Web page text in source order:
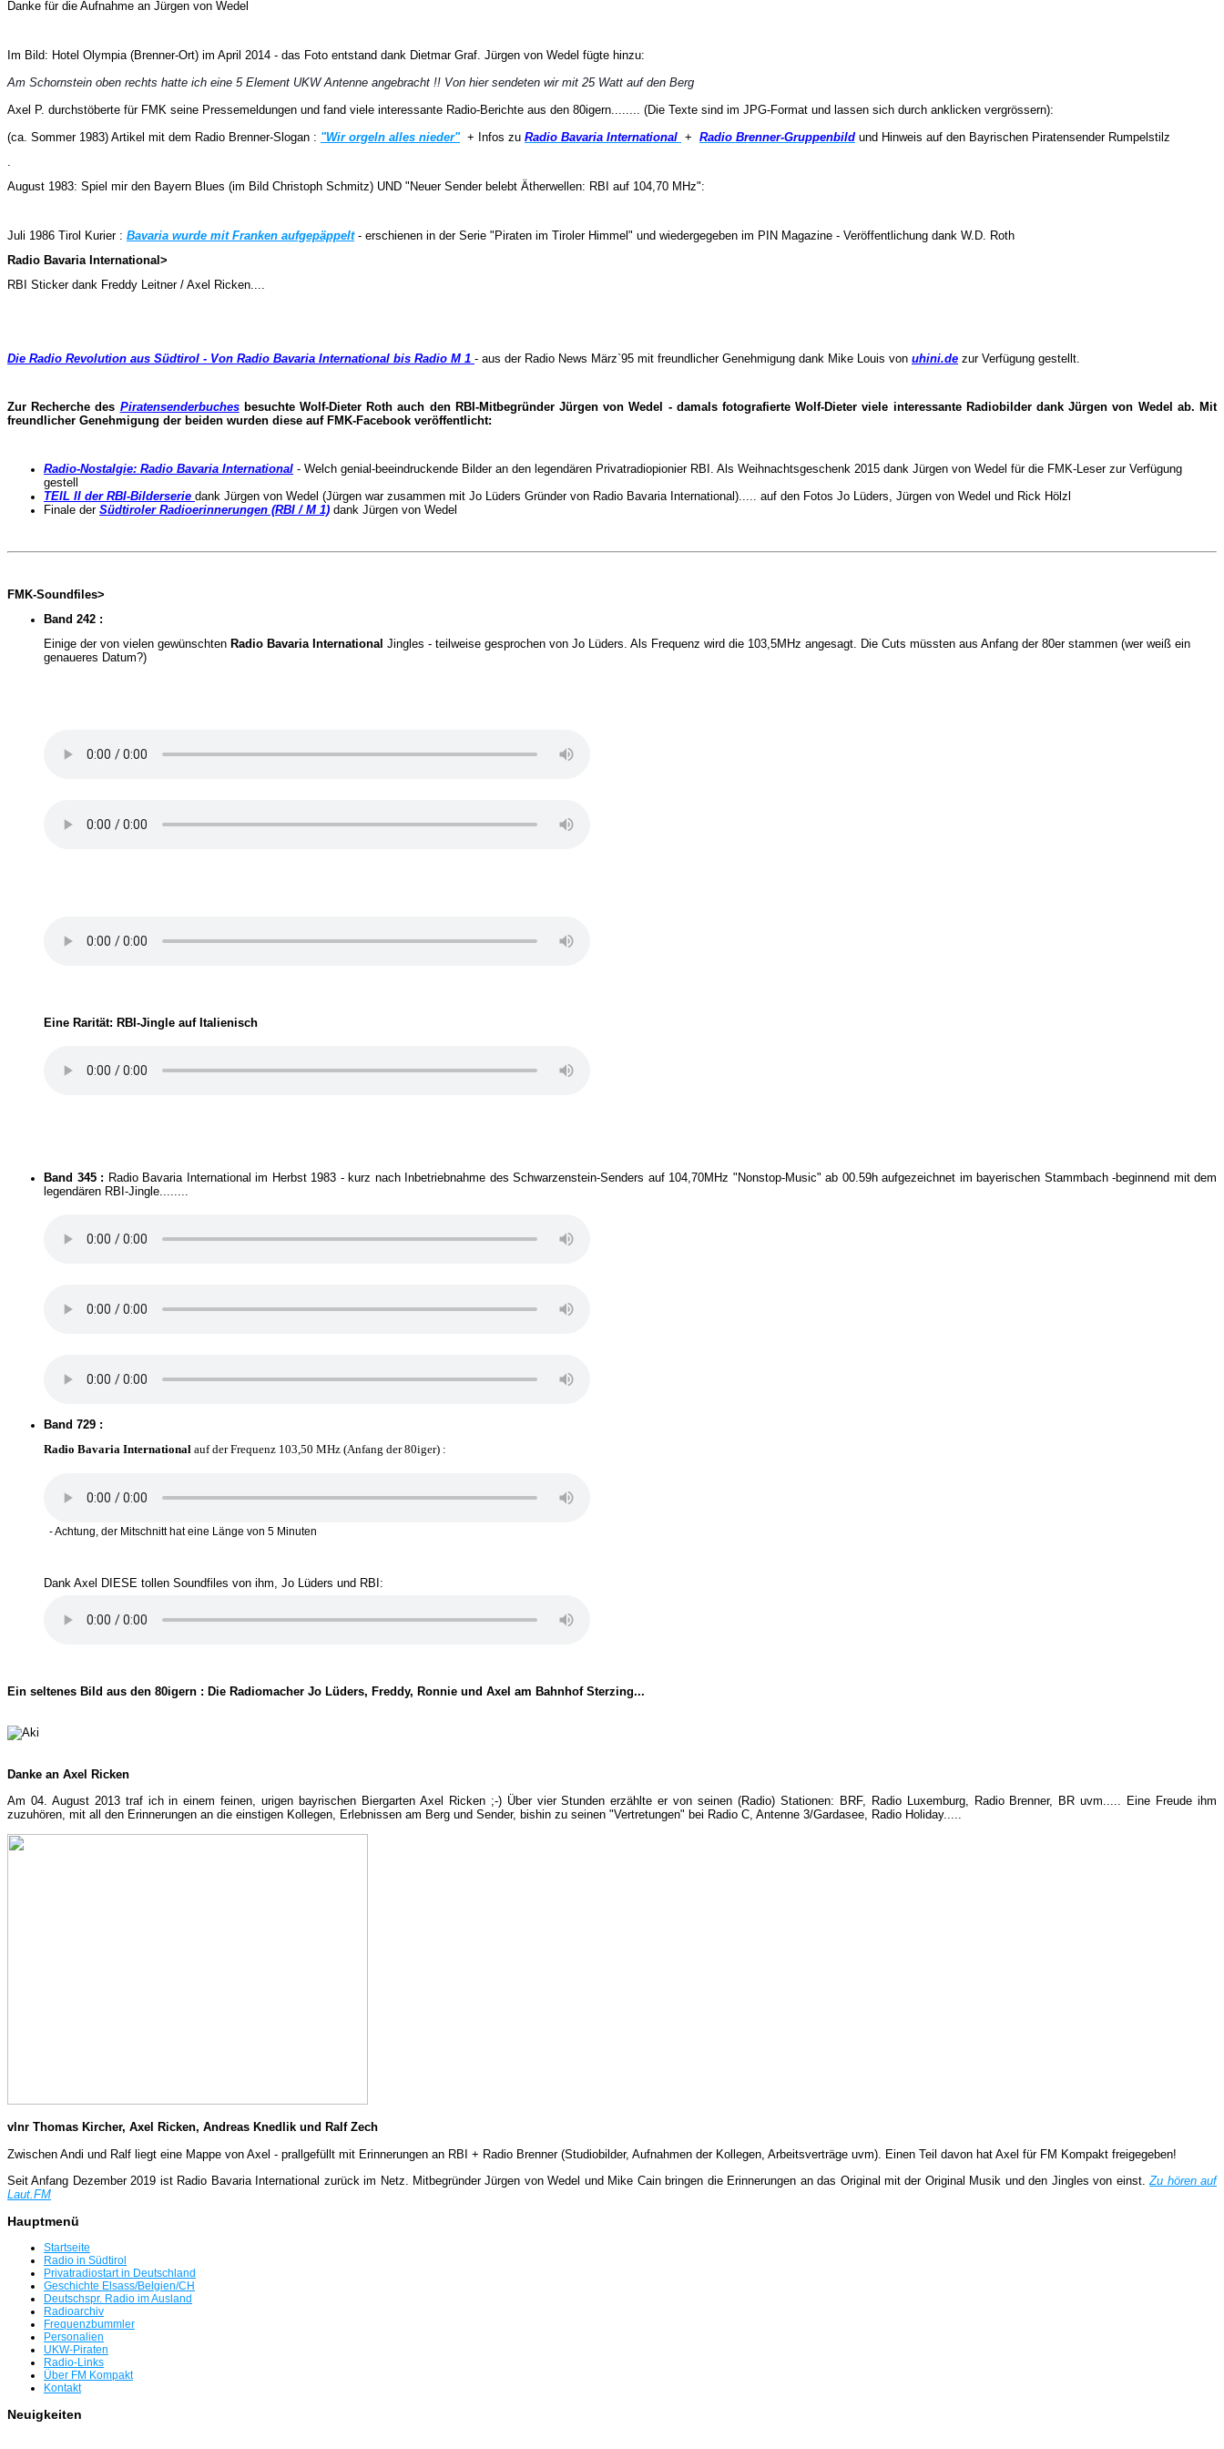
Danke für die Aufnahme an Jürgen von Wedel
Im Bild: Hotel Olympia (Brenner-Ort) im April 2014 - das Foto entstand dank Dietmar Graf. Jürgen von Wedel fügte hinzu:
Am Schornstein oben rechts hatte ich eine 5 Element UKW Antenne angebracht !! Von hier sendeten wir mit 25 Watt auf den Berg
Axel P. durchstöberte für FMK seine Pressemeldungen und fand viele interessante Radio-Berichte aus den 80igern........ (Die Texte sind im JPG-Format und lassen sich durch anklicken vergrössern):
(ca. Sommer 1983) Artikel mit dem Radio Brenner-Slogan : "Wir orgeln alles nieder"+ Infos zu Radio Bavaria International + Radio Brenner-Gruppenbild und Hinweis auf den Bayrischen Piratensender Rumpelstilz
August 1983: Spiel mir den Bayern Blues (im Bild Christoph Schmitz) UND "Neuer Sender belebt Ätherwellen: RBI auf 104,70 MHz":
Juli 1986 Tirol Kurier : Bavaria wurde mit Franken aufgepäppelt- erschienen in der Serie "Piraten im Tiroler Himmel" und wiedergegeben im PIN Magazine - Veröffentlichung dank W.D. Roth
Radio Bavaria International>
RBI Sticker dank Freddy Leitner / Axel Ricken....
Die Radio Revolution aus Südtirol - Von Radio Bavaria International bis Radio M 1 - aus der Radio News März`95 mit freundlicher Genehmigung dank Mike Louis von uhini.de zur Verfügung gestellt.
Zur Recherche des Piratensenderbuchesbesuchte Wolf-Dieter Roth auch den RBI-Mitbegründer Jürgen von Wedel - damals fotografierte Wolf-Dieter viele interessante Radiobilder dank Jürgen von Wedel ab. Mit
freundlicher Genehmigung der beiden wurden diese auf FMK-Facebook veröffentlicht:
Radio-Nostalgie: Radio Bavaria International - Welch genial-beeindruckende Bilder an den legendären Privatradiopionier RBI. Als Weihnachtsgeschenk 2015 dank Jürgen von Wedel für die FMK-Leser zur Verfügung
gestell
TEIL II der RBI-Bilderserie dank Jürgen von Wedel (Jürgen war zusammen mit Jo Lüders Gründer von Radio Bavaria International)..... auf den Fotos Jo Lüders, Jürgen von Wedel und Rick Hölzl
Finale der Südtiroler Radioerinnerungen (RBI / M 1) dank Jürgen von Wedel
FMK-Soundfiles>
Band 242 :
Einige der von vielen gewünschten Radio Bavaria International Jingles - teilweise gesprochen von Jo Lüders. Als Frequenz wird die 103,5MHz angesagt. Die Cuts müssten aus Anfang der 80er stammen (wer weiß ein
genaueres Datum?)
Eine Rarität: RBI-Jingle auf Italienisch
Band 345 : Radio Bavaria International im Herbst 1983 - kurz nach Inbetriebnahme des Schwarzenstein-Senders auf 104,70MHz "Nonstop-Music" ab 00.59h aufgezeichnet im bayerischen Stammbach -beginnend mit dem
legendären RBI-Jingle........
Band 729 :
Radio Bavaria International auf der Frequenz 103,50 MHz (Anfang der 80iger) :
- Achtung, der Mitschnitt hat eine Länge von 5 Minuten
Dank Axel DIESE tollen Soundfiles von ihm, Jo Lüders und RBI:
Ein seltenes Bild aus den 80igern : Die Radiomacher Jo Lüders, Freddy, Ronnie und Axel am Bahnhof Sterzing...
Danke an Axel Ricken
Am 04. August 2013 traf ich in einem feinen, urigen bayrischen Biergarten Axel Ricken ;-) Über vier Stunden erzählte er von seinen (Radio) Stationen: BRF, Radio Luxemburg, Radio Brenner, BR uvm....
. Eine Freude ihm
zuzuhören, mit all den Erinnerungen an die einstigen Kollegen, Erlebnissen am Berg und Sender, bishin zu seinen "Vertretungen" bei Radio C, Antenne 3/Gardasee, Radio Holiday.....
vlnr Thomas Kircher, Axel Ricken, Andreas Knedlik und Ralf Zech
Zwischen Andi und Ralf liegt eine Mappe von Axel - prallgefüllt mit Erinnerungen an RBI + Radio Brenner (Studiobilder, Aufnahmen der Kollegen, Arbeitsverträge uvm). Einen Teil davon hat Axel für FM Kompakt freigegeben!
Seit Anfang Dezember 2019 ist Radio Bavaria International zurück im Netz. Mitbegründer Jürgen von Wedel und Mike Cain bringen die Erinnerungen an das Original mit der Original Musik und den Jingles von einst.Zu hören auf
Laut.FM
Hauptmenü
Startseite
Radio in Südtirol
Privatradiostart in Deutschland
Geschichte Elsass/Belgien/CH
Deutschspr. Radio im Ausland
Radioarchiv
Frequenzbummler
Personalien
UKW-Piraten
Radio-Links
Über FM Kompakt
Kontakt
Neuigkeiten